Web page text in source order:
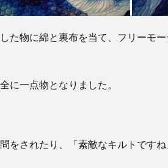
た物に綿と裏布を当て、フリーモ
に一点物となりました。
をされたり、「素敵なキルトです